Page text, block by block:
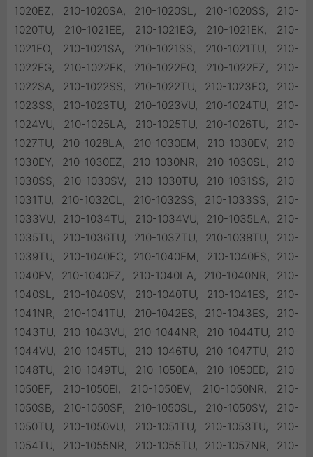
1020EZ, 210-1020SA, 210-1020SL, 210-1020SS, 210-
1020TU, 210-1021EE, 210-1021EG, 210-1021EK, 210-
1021EO, 210-1021SA, 210-1021SS, 210-1021TU, 210-
1022EG, 210-1022EK, 210-1022EO, 210-1022EZ, 210-
1022SA, 210-1022SS, 210-1022TU, 210-1023EO, 210-
1023SS, 210-1023TU, 210-1023VU, 210-1024TU, 210-
1024VU, 210-1025LA, 210-1025TU, 210-1026TU, 210-
1027TU, 210-1028LA, 210-1030EM, 210-1030EV, 210-
1030EY, 210-1030EZ, 210-1030NR, 210-1030SL, 210-
1030SS, 210-1030SV, 210-1030TU, 210-1031SS, 210-
1031TU, 210-1032CL, 210-1032SS, 210-1033SS, 210-
1033VU, 210-1034TU, 210-1034VU, 210-1035LA, 210-
1035TU, 210-1036TU, 210-1037TU, 210-1038TU, 210-
1039TU, 210-1040EC, 210-1040EM, 210-1040ES, 210-
1040EV, 210-1040EZ, 210-1040LA, 210-1040NR, 210-
1040SL, 210-1040SV, 210-1040TU, 210-1041ES, 210-
1041NR, 210-1041TU, 210-1042ES, 210-1043ES, 210-
1043TU, 210-1043VU, 210-1044NR, 210-1044TU, 210-
1044VU, 210-1045TU, 210-1046TU, 210-1047TU, 210-
1048TU, 210-1049TU, 210-1050EA, 210-1050ED, 210-
1050EF, 210-1050EI, 210-1050EV, 210-1050NR, 210-
1050SB, 210-1050SF, 210-1050SL, 210-1050SV, 210-
1050TU, 210-1050VU, 210-1051TU, 210-1053TU, 210-
1054TU, 210-1055NR, 210-1055TU, 210-1057NR, 210-